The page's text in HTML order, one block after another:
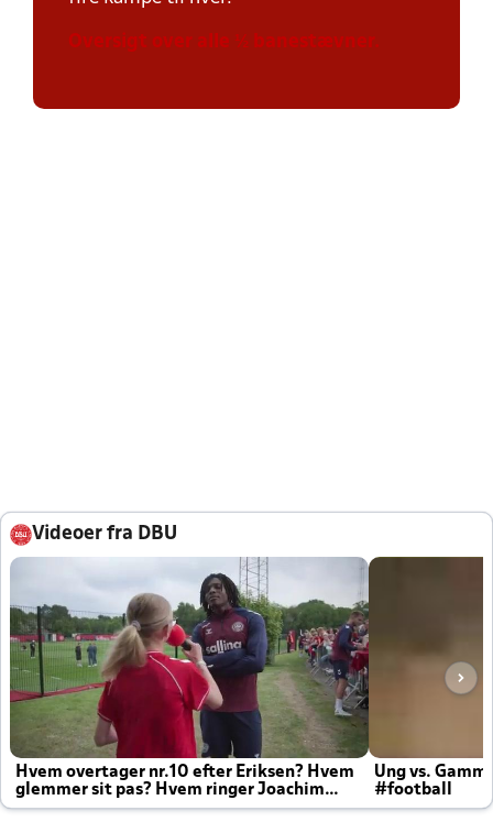
Oversigt over alle ½ banestævner.
Videoer fra DBU
Hvem overtager nr.10 efter Eriksen? Hvem
glemmer sit pas? Hvem ringer Joachim
altid til efter kampe?
Ung vs.
#football